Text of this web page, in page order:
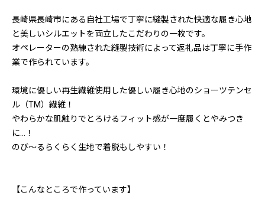
長崎県長崎市にある自社工場で丁寧に縫製された快適な履き心地
と美しいシルエットを両立したこだわりの一枚です。
オペレーターの熟練された縫製技術によって返礼品は丁寧に手作
業で作られています。
環境に優しい再生繊維使用した優しい履き心地のショーツテンセ
ル（TM）繊維！
やわらかな肌触りでとろけるフィット感が一度履くとやみつき
に…！
のび～るらくらく生地で着脱もしやすい！
【こんなところで作っています】